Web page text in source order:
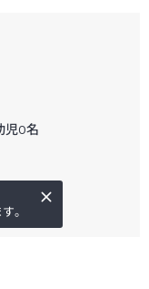
児0名
。